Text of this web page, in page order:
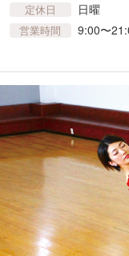
定休日 日曜
営業時間 9:00〜